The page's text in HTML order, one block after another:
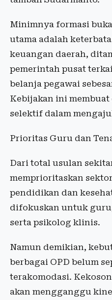
Minimnya formasi
utama adalah
keuangan daerah,
pemerintah pusat
belanja pegawai
Kebijakan ini
selektif dalam
Prioritas Guru dan
Dari total usulan
memprioritaskan
pendidikan dan
difokuskan untuk
serta psikolog klinis.
Namun demikian,
berbagai OPD belum
terakomodasi.
akan mengganggu